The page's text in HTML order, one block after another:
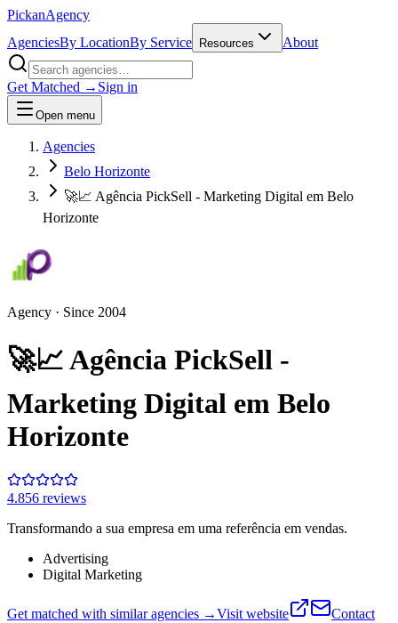
PickanAgency
AgenciesBy LocationBy Service Resources About
Get Matched → Sign in
Open menu
Agencies
Belo Horizonte
🚀📈 Agência PickSell - Marketing Digital em Belo
Horizonte
Agency · Since 2004
🚀📈 Agência PickSell -
Marketing Digital em Belo
Horizonte
4.856 reviews
Transformando a sua empresa em uma referência em vendas.
Advertising
Digital Marketing
Get matched with similar agencies →Visit website
Contact